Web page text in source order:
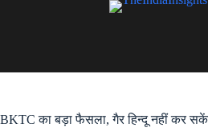
BKTC का बड़ा फैसला, गैर हिन्दू नहीं कर